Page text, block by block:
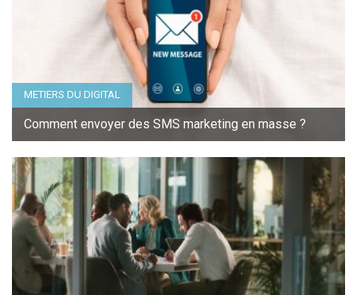
METIERS DU DIGITAL
Comment envoyer des SMS marketing en masse ?